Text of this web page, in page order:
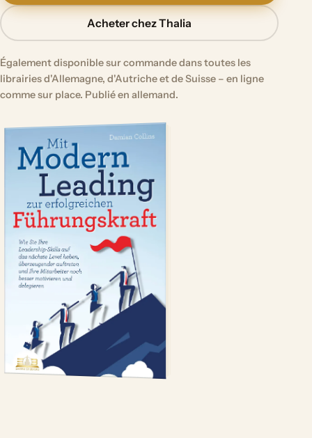
Acheter chez Thalia
Également disponible sur commande dans toutes les
librairies d'Allemagne, d'Autriche et de Suisse – en ligne
comme sur place. Publié en allemand.